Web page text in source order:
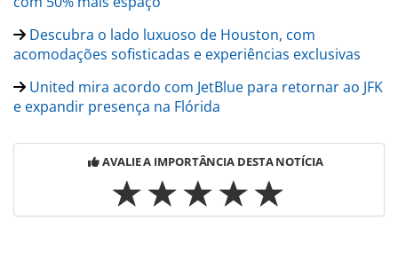
Descubra o lado luxuoso de Houston, com
acomodações sofisticadas e experiências exclusivas
United mira acordo com JetBlue para retornar ao JFK
e expandir presença na Flórida
AVALIE A IMPORTÂNCIA DESTA NOTÍCIA